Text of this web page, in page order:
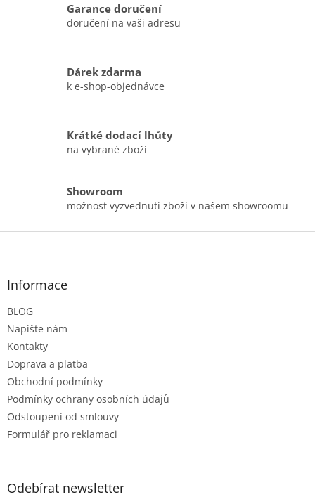
Garance doručení
doručení na vaši adresu
Dárek zdarma
k e-shop-objednávce
Krátké dodací lhůty
na vybrané zboží
Showroom
možnost vyzvednuti zboží v našem showroomu
Z
Informace
BLOG
Napište nám
Kontakty
Doprava a platba
Obchodní podmínky
Podmínky ochrany osobních údajů
Odstoupení od smlouvy
Formulář pro reklamaci
Odebírat newsletter